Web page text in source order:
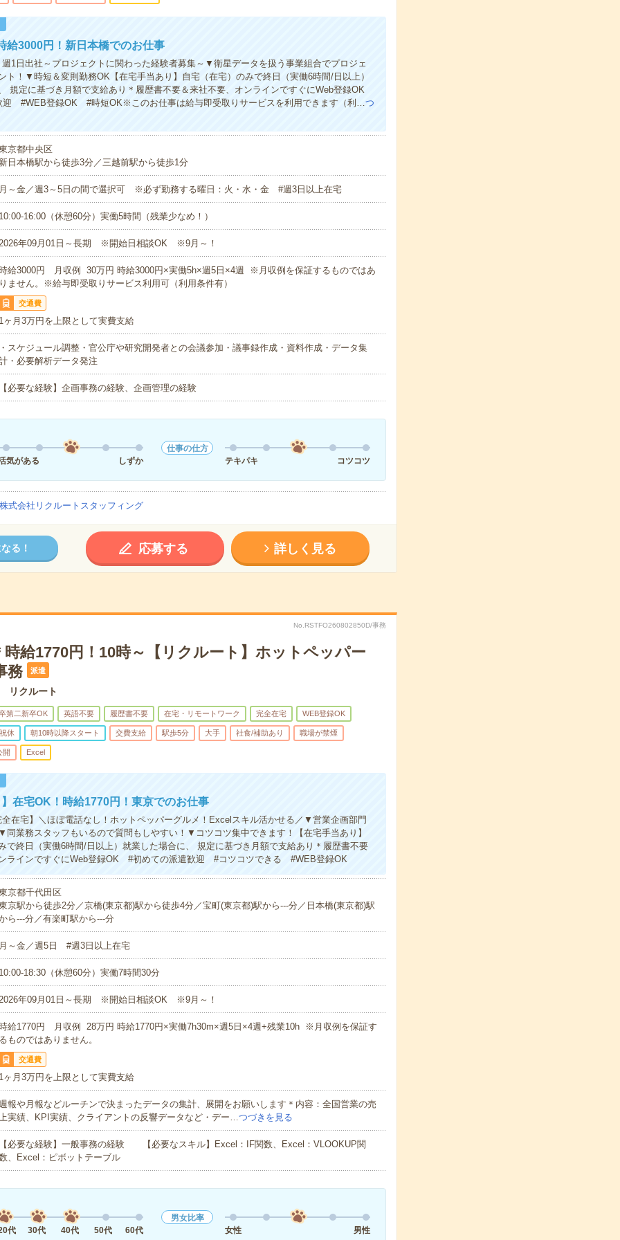
給3000円！新日本橋でのお仕事
1日出社～プロジェクトに関わった経験者募集～▼衛星データを扱う事業組合でプロジェ
ト！▼時短＆変則勤務OK【在宅手当あり】自宅（在宅）のみで終日（実働6時間/日以上）
規定に基づき月額で支給あり＊履歴書不要＆来社不要、オンラインですぐにWeb登録OK
迎 #WEB登録OK #時短OK※このお仕事は給与即受取りサービスを利用できます（利…つ
京都中央区
日本橋駅から徒歩3分／三越前駅から徒歩1分
～金／週3～5日の間で選択可 ※必ず勤務する曜日：火・水・金 #週3日以上在宅
16:00（休憩60分）実働5時間（残業少なめ！）
年09月01日～長期 ※開始日相談OK ※9月～！
給3000円 月収例 30万円 時給3000円×実働5h×週5日×4週 ※月収例を保証するものではあ
ません。※給与即受取りサービス利用可（利用条件有）
交通費
ヶ月3万円を上限として実費支給
スケジュール調整・官公庁や研究開発者との会議参加・議事録作成・資料作成・データ集
・必要解析データ発注
必要な経験】企画事務の経験、企画管理の経験
気がある しずか
仕事の仕方
テキパキ
コツコツ
株式会社リクルートスタッフィング
る！ 応募する 詳しく見る
No.RSTFO260802850D/事務
時給1770円！10時～【リクルート】ホットペッパー
務
派遣
リクルート
第二新卒OK 英語不要 履歴書不要 在宅・リモートワーク 完全在宅 WEB登録OK
休 朝10時以降スタート 交費支給 駅歩5分 大手 社食/補助あり 職場が禁煙
開 Excel
在宅OK！時給1770円！東京でのお仕事
在宅】＼ほぼ電話なし！ホットペッパーグルメ！Excelスキル活かせる／▼営業企画部門
同業務スタッフもいるので質問もしやすい！▼コツコツ集中できます！【在宅手当あり】
で終日（実働6時間/日以上）就業した場合に、 規定に基づき月額で支給あり＊履歴書不要
ラインですぐにWeb登録OK #初めての派遣歓迎 #コツコツできる #WEB登録OK
京都千代田区
京駅から徒歩2分／京橋(東京都)駅から徒歩4分／宝町(東京都)駅から---分／日本橋(東京都)駅
ら---分／有楽町駅から---分
～金／週5日 #週3日以上在宅
18:30（休憩60分）実働7時間30分
年09月01日～長期 ※開始日相談OK ※9月～！
給1770円 月収例 28万円 時給1770円×実働7h30m×週5日×4週+残業10h ※月収例を保証す
ものではありません。
交通費
ヶ月3万円を上限として実費支給
報や月報などルーチンで決まったデータの集計、展開をお願いします＊内容：全国営業の売
実績、KPI実績、クライアントの反響データなど・デー…つづきを見る
必要な経験】一般事務の経験 【必要なスキル】Excel：IF関数、Excel：VLOOKUP関
、Excel：ピボットテーブル
代 30代 40代 50代 60代
男女比率
女性
男性